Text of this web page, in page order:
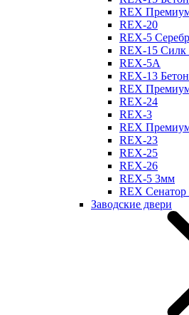
REX
REX-20
REX-5
REX-15 Силк
REX-5А
REX-13
REX
REX-24
REX-3
REX
REX-23
REX-25
REX-26
REX-5 3мм
REX Сенатор
Заводские двери